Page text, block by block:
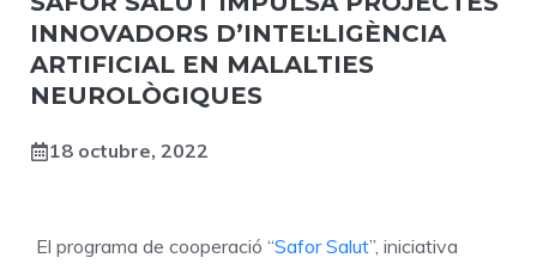
INNOVADORS D’INTEL·LIGÈNCIA
ARTIFICIAL EN MALALTIES
NEUROLÒGIQUES
18 octubre, 2022
El programa de cooperació “Safor Salut”, iniciativa